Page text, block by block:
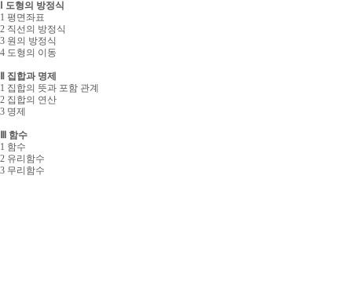
Ⅰ 도형의 방정식
1 평면좌표
2 직선의 방정식
3 원의 방정식
4 도형의 이동
Ⅱ 집합과 명제
1 집합의 뜻과 포함 관계
2 집합의 연산
3 명제
Ⅲ 함수
1 함수
2 유리함수
3 무리함수